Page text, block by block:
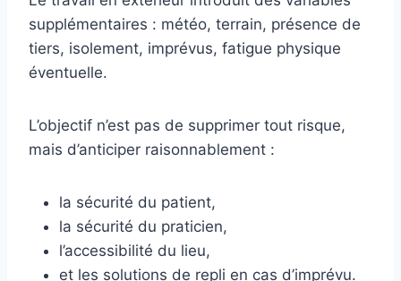
supplémentaires : météo, terrain, présence de
tiers, isolement, imprévus, fatigue physique
éventuelle.
L’objectif n’est pas de supprimer tout risque,
mais d’anticiper raisonnablement :
la sécurité du patient,
la sécurité du praticien,
l’accessibilité du lieu,
et les solutions de repli en cas d’imprévu.